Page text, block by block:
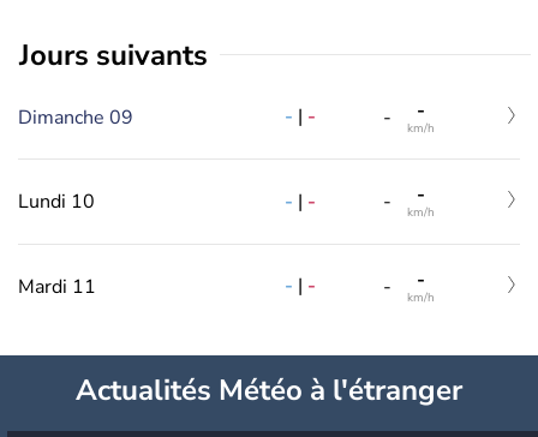
jours suivants
Dimanche 09 - | - - -
km/h
Lundi 10 - | - - -
km/h
Mardi 11 - | - - -
km/h
Actualités Météo à l'étranger